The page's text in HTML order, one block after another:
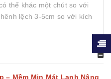
thể khác một chút so với
lệch 3-5cm so với kích
– Mềm Mịn Mát Lạnh Nâng